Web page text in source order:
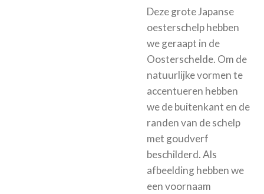
Deze grote Japanse
oesterschelp hebben
we geraapt in de
Oosterschelde. Om de
natuurlijke vormen te
accentueren hebben
we de buitenkant en de
randen van de schelp
met goudverf
beschilderd. Als
afbeelding hebben we
een voornaam